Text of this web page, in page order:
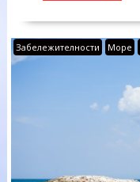
Забележителности Море